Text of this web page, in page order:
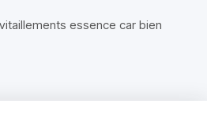
essence car bien